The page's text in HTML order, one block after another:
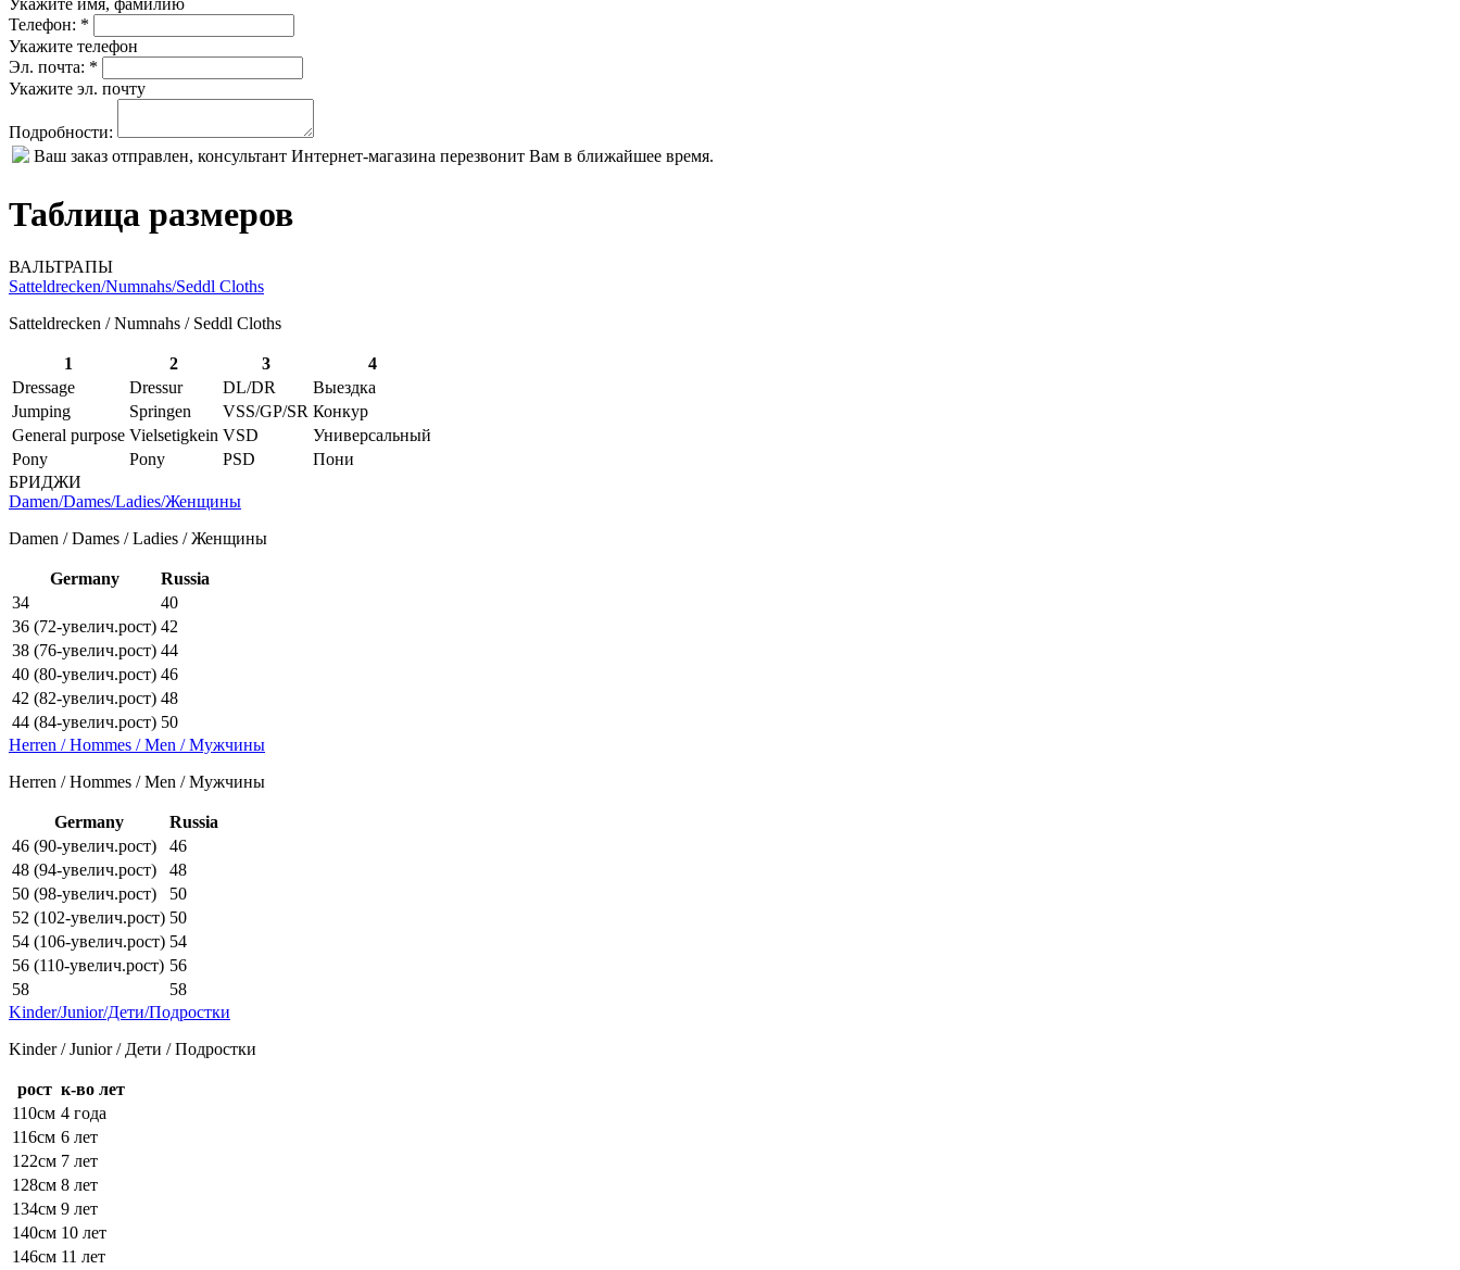
Укажите имя, фамилию
Телефон: *
Укажите телефон
Эл. почта: *
Укажите эл. почту
Подробности:
Ваш заказ отправлен, консультант Интернет-магазина перезвонит Вам в ближайшее время.
Таблица размеров
ВАЛЬТРАПЫ
Satteldrecken/Numnahs/Seddl Cloths
Satteldrecken / Numnahs / Seddl Cloths
1 2 3
4
Dressage
Dressur DL/DR
Выездка
Jumping
Springen VSS/GP/SR Конкур
General purpose Vielsetigkein VSD
Универсальный
Pony
Pony PSD
Пони
БРИДЖИ
Damen/Dames/Ladies/Женщины
Damen / Dames / Ladies / Женщины
Germany
Russia
34
40
36 (72-увелич.рост) 42
38 (76-увелич.рост) 44
40 (80-увелич.рост) 46
42 (82-увелич.рост) 48
44 (84-увелич.рост) 50
Herren / Hommes / Men / Мужчины
Herren / Hommes / Men / Мужчины
Germany
Russia
46 (90-увелич.рост)
46
48 (94-увелич.рост)
48
50 (98-увелич.рост)
50
52 (102-увелич.рост) 50
54 (106-увелич.рост) 54
56 (110-увелич.рост) 56
58
58
Kinder/Junior/Дети/Подростки
Kinder / Junior / Дети / Подростки
рост к-во лет
110см 4 года
116см 6 лет
122см 7 лет
128см 8 лет
134см 9 лет
140см 10 лет
146см 11 лет